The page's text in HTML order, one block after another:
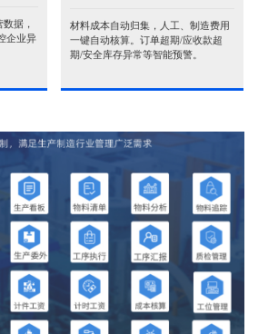
据，
企业异
材料成本自动归集，人工、制造费用
一键自动核算。订单超期/应收款超
期/安全库存异常等智能预警。